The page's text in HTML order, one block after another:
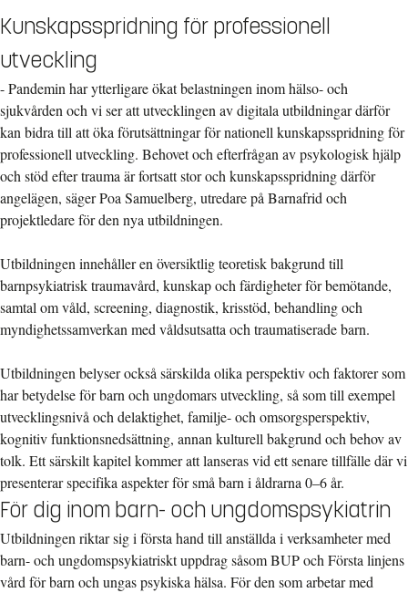
Kunskapsspridning för professionell
utveckling
- Pandemin har ytterligare ökat belastningen inom hälso- och
sjukvården och vi ser att utvecklingen av digitala utbildningar därför
kan bidra till att öka förutsättningar för nationell kunskapsspridning för
professionell utveckling. Behovet och efterfrågan av psykologisk hjälp
och stöd efter trauma är fortsatt stor och kunskapsspridning därför
angelägen, säger Poa Samuelberg, utredare på Barnafrid och
projektledare för den nya utbildningen.
Utbildningen innehåller en översiktlig teoretisk bakgrund till
barnpsykiatrisk traumavård, kunskap och färdigheter för bemötande,
samtal om våld, screening, diagnostik, krisstöd, behandling och
myndighetssamverkan med våldsutsatta och traumatiserade barn.
Utbildningen belyser också särskilda olika perspektiv och faktorer som
har betydelse för barn och ungdomars utveckling, så som till exempel
utvecklingsnivå och delaktighet, familje- och omsorgsperspektiv,
kognitiv funktionsnedsättning, annan kulturell bakgrund och behov av
tolk. Ett särskilt kapitel kommer att lanseras vid ett senare tillfälle där vi
presenterar specifika aspekter för små barn i åldrarna 0–6 år.
För dig inom barn- och ungdomspsykiatrin
Utbildningen riktar sig i första hand till anställda i verksamheter med
barn- och ungdomspsykiatriskt uppdrag såsom BUP och Första linjens
vård för barn och ungas psykiska hälsa. För den som arbetar med